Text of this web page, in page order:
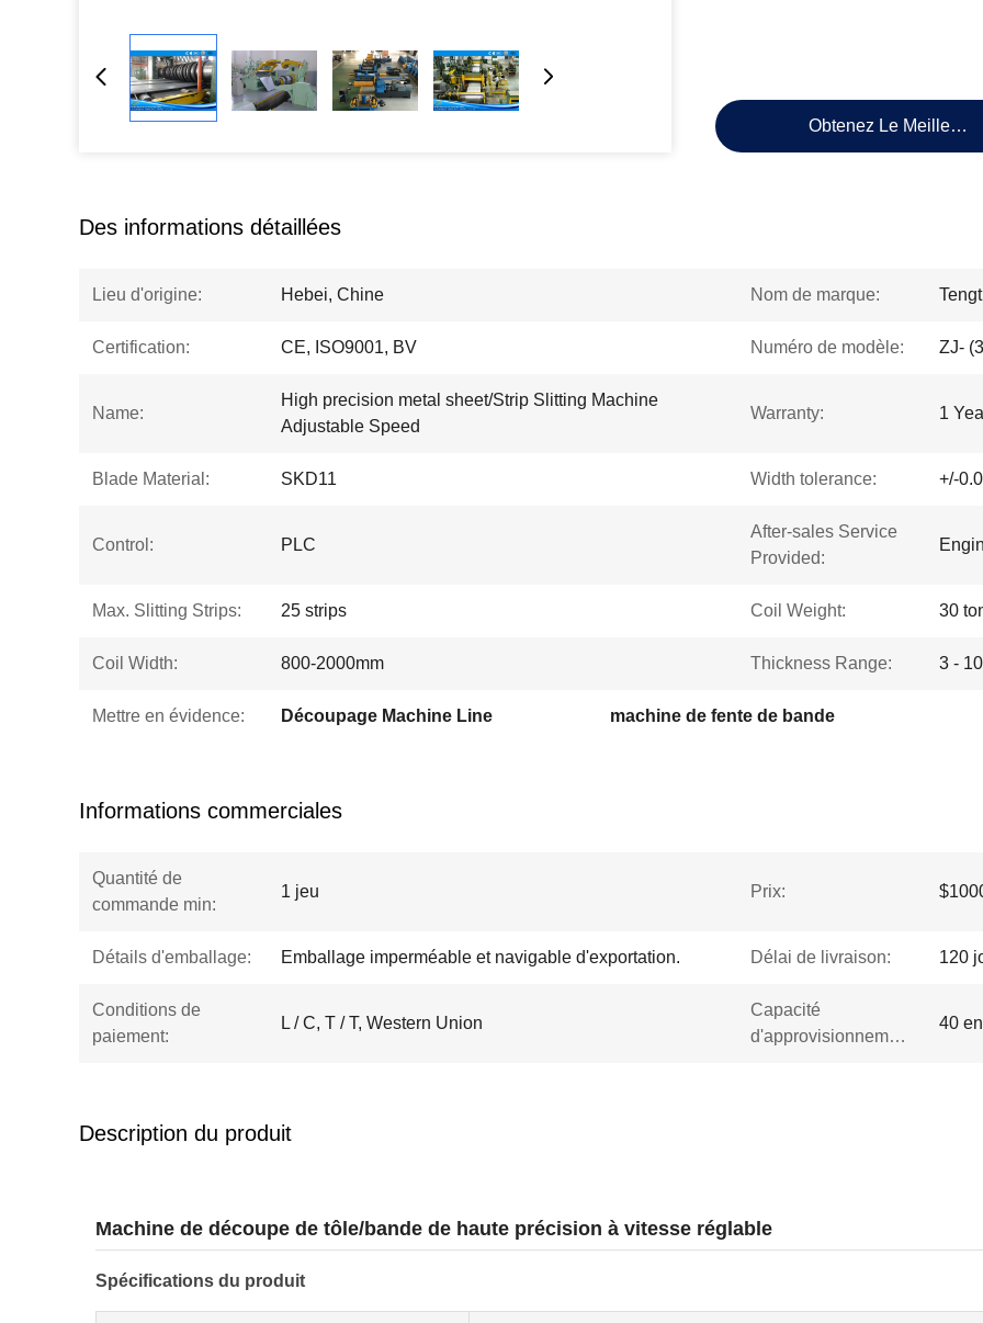
Obtenez Le Meilleur
Des informations détaillées
Lieu d'origine: Hebei, Chine Nom de marque:
Certification: CE, ISO9001, BV Numéro de modèle: ZJ-
Name:
High precision metal sheet/Strip Slitting Machine
Adjustable Speed
Warranty: 1
Blade Material: SKD11 Width tolerance: +/-
Control: PLC
After-sales Service
Provided:
Max. Slitting Strips: 25 strips Coil Weight: 30
Coil Width: 800-2000mm Thickness Range: 3 -
Mettre en évidence: Découpage Machine Line machine de fente de bande
Informations commerciales
Quantité de
commande min:
1 jeu Prix:
Détails d'emballage: Emballage imperméable et navigable d'exportation. Délai de livraison: 120
Conditions de
paiement:
L / C, T / T, Western Union
Capacité
d'approvisionnement:
40
Description du produit
Machine de découpe de tôle/bande de haute précision à vitesse réglable
Spécifications du produit